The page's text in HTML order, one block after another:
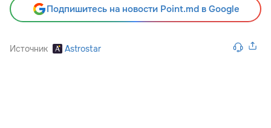
Подпишитесь на новости Point.md в Google
Источник Astrostar